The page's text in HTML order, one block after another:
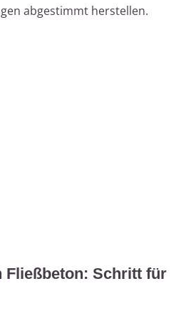
abgestimmt herstellen.
Fließbeton: Schritt für